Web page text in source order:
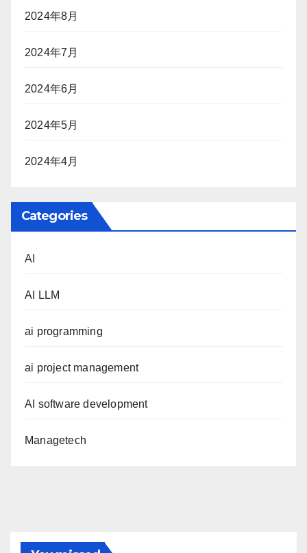
2024年8月
2024年7月
2024年6月
2024年5月
2024年4月
Categories
AI
AI LLM
ai programming
ai project management
AI software development
Managetech